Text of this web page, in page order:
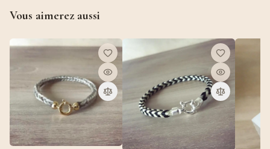
Vous aimerez aussi